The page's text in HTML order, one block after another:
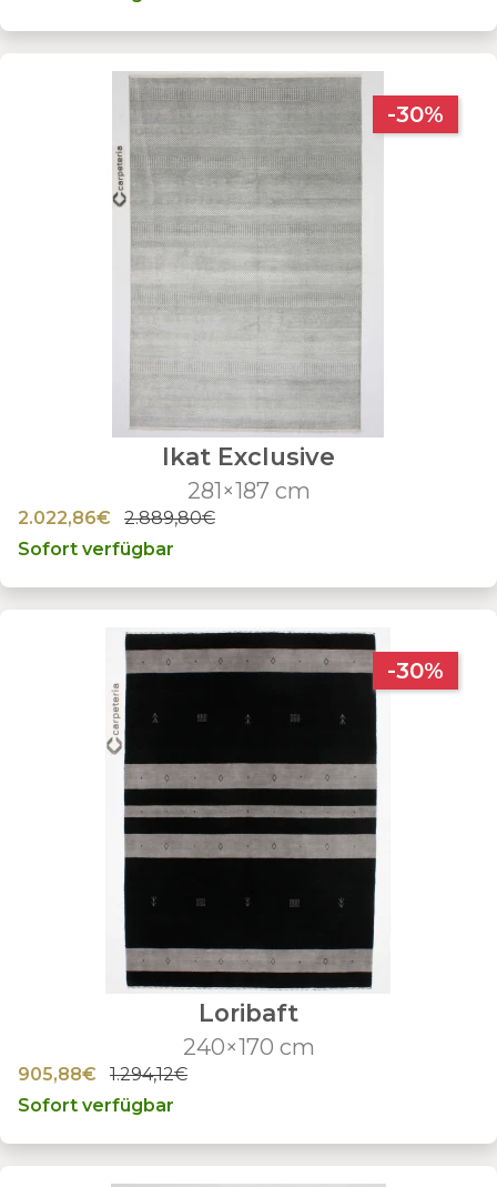
-30%
Ikat Exclusive
281×187 cm
2.022,86€
2.889,80€
Sofort verfügbar
-30%
Loribaft
240×170 cm
905,88€
1.294,12€
Sofort verfügbar